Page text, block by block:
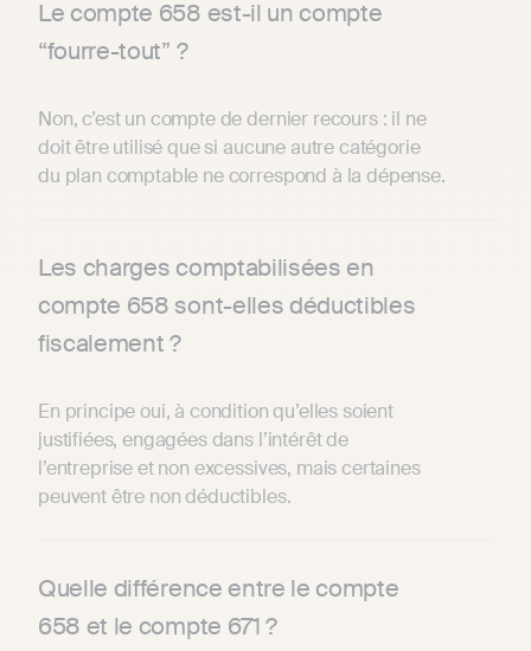
Le compte 658 est-il un compte
“fourre-tout” ?
Non, c’est un compte de dernier recours : il ne
doit être utilisé que si aucune autre catégorie
du plan comptable ne correspond à la dépense.
Les charges comptabilisées en
compte 658 sont-elles déductibles
fiscalement ?
En principe oui, à condition qu’elles soient
justifiées, engagées dans l’intérêt de
l’entreprise et non excessives, mais certaines
peuvent être non déductibles.
Quelle différence entre le compte
658 et le compte 671 ?